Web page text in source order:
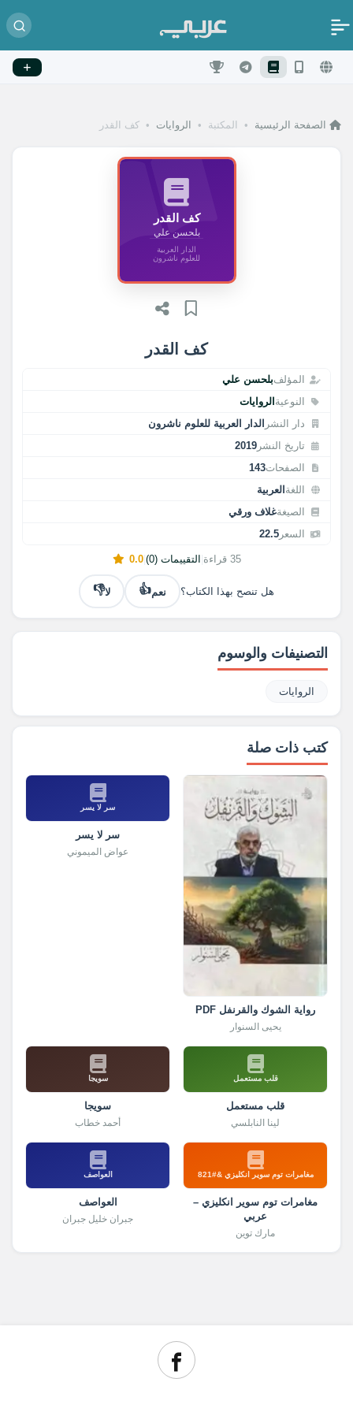
الصفحة الرئيسية • المكتبة • الروايات • كف القدر
كف القدر
المؤلفبلحسن علي
النوعية الروايات
دار النشر الدار العربية للعلوم ناشرون
تاريخ النشر 2019
الصفحات143
اللغة العربية
الصيغةغلاف ورقي
السعر 22.5
35 قراءة التقييمات (0) |
0.0
هل تنصح بهذا الكتاب؟ نعم👍 لا👎
كف القدر
بلحسن علي
الدار العربية
للعلوم ناشرون
التصنيفات والوسوم
الروايات
كتب ذات صلة
رواية الشوك والقرنفل PDF
يحيى السنوار
سر لا يسر
سر لا يسر
عواض الميموني
قلب مستعمل
قلب مستعمل
لينا النابلسي
سويجا
سويجا
أحمد خطاب
مغامرات توم سوير انكليزي &#821
مغامرات توم سوير انكليزي –
عربي
مارك توين
العواصف
العواصف
جبران خليل جبران